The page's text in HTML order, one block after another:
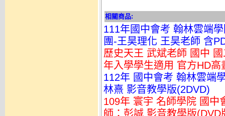
相關商品:
111年國中會考 翰林雲端
團-王昊理化 王昊老師 含
歷史天王 武斌老師 國中
年入學學生適用 官方HD
112年 國中會考 翰林雲端
林熹 影音教學版(2DVD)
109年 寰宇 名師學院 國中
師：彭誠 影音教學版(DVD